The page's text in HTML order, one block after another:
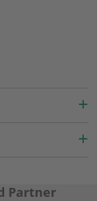
Partner